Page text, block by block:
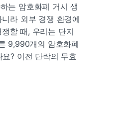
는 암호화폐 거시 생
라 외부 경쟁 환경에
할 때, 우리는 단지
9,990개의 암호화폐
? 이전 단락의 무효